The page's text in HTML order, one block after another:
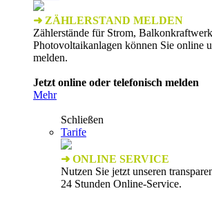
➜ ZÄHLERSTAND MELDEN
Zählerstände für Strom,
Photovoltaikanlagen können Sie online
melden.
Jetzt online oder telefonisch melden
Mehr
Schließen
Tarife
➜ ONLINE SERVICE
Nutzen Sie jetzt unseren
24 Stunden Online-Service.